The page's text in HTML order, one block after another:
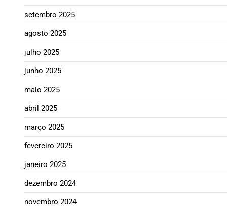
setembro 2025
agosto 2025
julho 2025
junho 2025
maio 2025
abril 2025
março 2025
fevereiro 2025
janeiro 2025
dezembro 2024
novembro 2024